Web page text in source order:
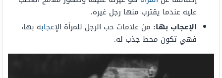
عليه عندما يقترب منها رجل غيره.
الإعجاب بها: من علامات حب الرجل للمرأة الإعجابه بها،
فهي تكون محط جذب له.